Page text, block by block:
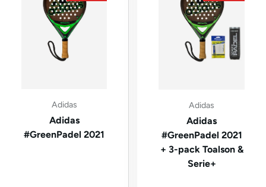
Adidas
Adidas
#GreenPadel 2021
Adidas
Adidas
#GreenPadel 2021
+ 3-pack Toalson &
Serie+